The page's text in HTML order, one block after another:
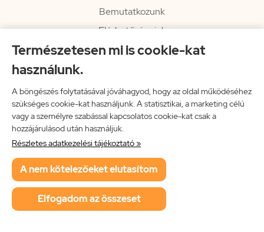
Természetesen mi is cookie-kat
használunk.
A böngészés folytatásával jóváhagyod, hogy az oldal működéséhez
szükséges cookie-kat használjunk. A statisztikai, a marketing célú
vagy a személyre szabással kapcsolatos cookie-kat csak a
hozzájárulásod után használjuk.
Részletes adatkezelési tájékoztató »
A nem kötelezőeket elutasítom
Elfogadom az összeset
Bemutatkozunk
Elérhetőségeink
Hírlevél
Impresszum
Vissza a főoldalra
Neon Music Hungary Bt.
ÁSZF
Adatkezelési tájékoztató